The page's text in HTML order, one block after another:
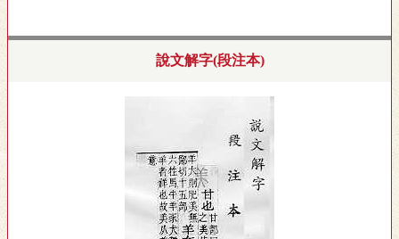
說文解字(段注本)